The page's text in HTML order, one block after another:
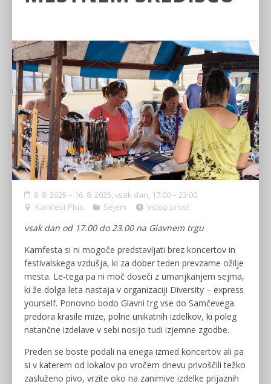
8. 8. 2025 – 16. 8. 2025, vsak dan, 17:00 – 23:00
Kamfest Plus
Sejem Vstop prost
vsak dan od 17.00 do 23.00 na Glavnem trgu
Kamfesta si ni mogoče predstavljati brez koncertov in
festivalskega vzdušja, ki za dober teden prevzame ožilje
mesta. Le-tega pa ni moč doseči z umanjkanjem sejma,
ki že dolga leta nastaja v organizaciji Diversity – express
yourself. Ponovno bodo Glavni trg vse do Samčevega
predora krasile mize, polne unikatnih izdelkov, ki poleg
natančne izdelave v sebi nosijo tudi izjemne zgodbe.
Preden se boste podali na enega izmed koncertov ali pa
si v katerem od lokalov po vročem dnevu privoščili težko
zasluženo pivo, vrzite oko na zanimive izdelke prijaznih